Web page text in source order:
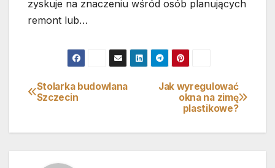
zyskuje na znaczeniu wśród osób planujących
remont lub…
Nawigacja
Jak wyregulować
okna na zimę
plastikowe?
Stolarka budowlana
Szczecin